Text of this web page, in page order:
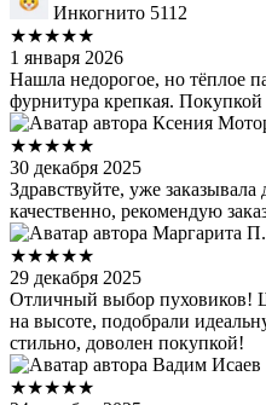
Инкогнито 5112
★★★★★
1 января 2026
Нашла недорогое, но тёплое
фурнитура крепкая. Покупкой
Ксения
★★★★★
30 декабря 2025
Здравствуйте, уже
качественно, рекомендую
Маргарита П.
★★★★★
29 декабря 2025
Отличный выбор пуховиков!
на высоте, подобрали
стильно, доволен покупкой!
Вадим Исаев
★★★★★